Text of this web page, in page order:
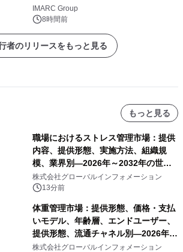
費の高まりを背景に、2034年までに米
ドル 13 十億に達する見通しです。
IMARC Group
8時間前
者のリリースをもっと見る
もっと見る
職場におけるストレス管理市場：提供
内容、提供形態、実施方法、組織規
模、業界別―2026年～2032年の世界
市場予測
株式会社グローバルインフォメーション
13分前
体重管理市場：提供形態、価格・支払
いモデル、年齢層、エンドユーザー、
提供形態、流通チャネル別―2026年～
2032年の世界市場予測
株式会社グローバルインフォメーション